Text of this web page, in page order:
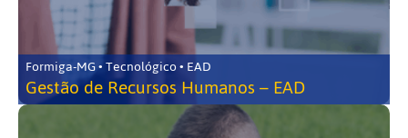
Formiga-MG • Tecnológico • EAD
Gestão de Recursos Humanos – EAD